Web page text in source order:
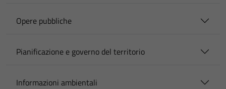
Opere pubbliche
Pianificazione e governo del territorio
Informazioni ambientali